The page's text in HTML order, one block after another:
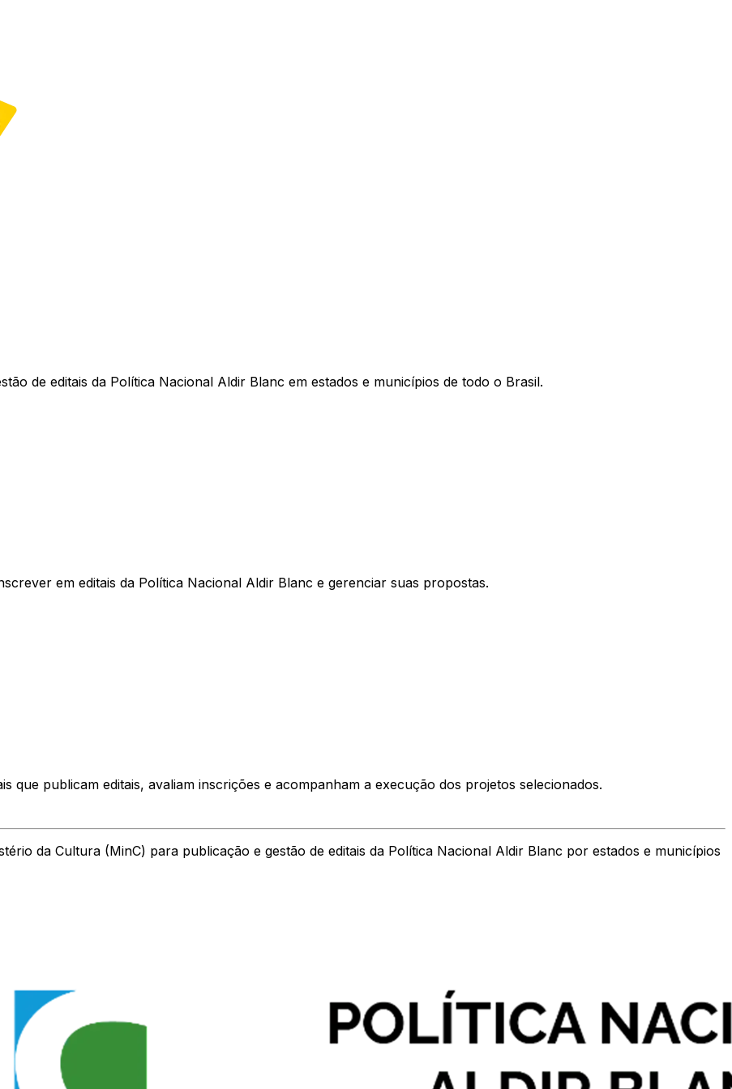
de editais da Política Nacional Aldir Blanc em estados e municípios de todo o Brasil.
em editais da Política Nacional Aldir Blanc e gerenciar suas propostas.
que publicam editais, avaliam inscrições e acompanham a execução dos projetos selecionados.
da Cultura (MinC) para publicação e gestão de editais da Política Nacional Aldir Blanc por estados e municípios